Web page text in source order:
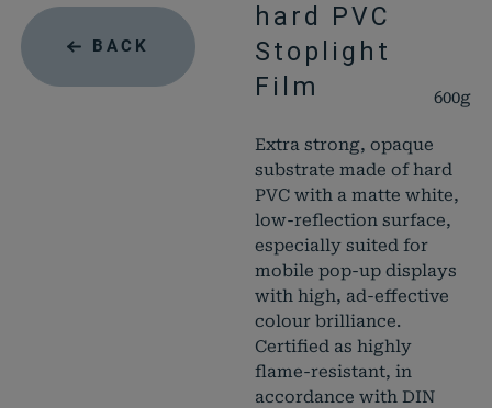
BACK
hard PVC
Stoplight
Film
600g
Extra strong, opaque
substrate made of hard
PVC with a matte white,
low-reflection surface,
especially suited for
mobile pop-up displays
with high, ad-effective
colour brilliance.
Certified as highly
flame-resistant, in
accordance with DIN